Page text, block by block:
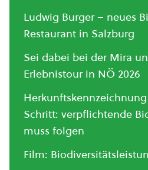
Ludwig Burger – neues
Restaurant in Salzburg
Sei dabei bei der Mira
Erlebnistour in NÖ 2026
Schritt: verpflichtende
muss folgen
Film: